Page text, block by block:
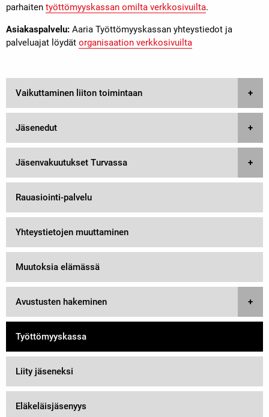
parhaiten työttömyyskassan omilta verkkosivuilta.
Asiakaspalvelu: Aaria Työttömyyskassan yhteystiedot ja
palveluajat löydät organisaation verkkosivuilta
Vaikuttaminen liiton toimintaan
Jäsenedut
Jäsenvakuutukset Turvassa
Rauasiointi-palvelu
Yhteystietojen muuttaminen
Muutoksia elämässä
Avustusten hakeminen
Työttömyyskassa
Liity jäseneksi
Eläkeläisjäsenyys